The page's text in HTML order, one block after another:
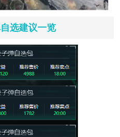
选建议一览